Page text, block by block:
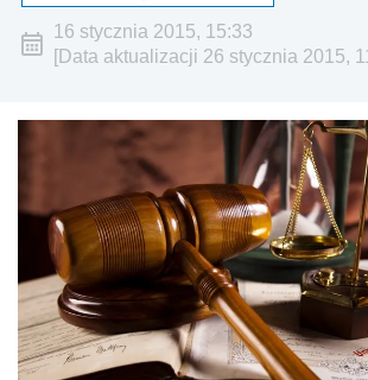
16 stycznia 2015, 15:33
[Data aktualizacji 26 stycznia 2015,